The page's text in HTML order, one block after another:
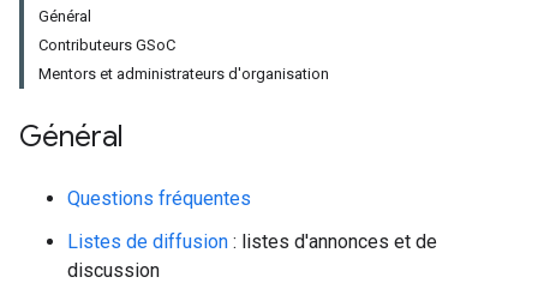
Général
Contributeurs GSoC
Mentors et administrateurs d'organisation
Général
Questions fréquentes
Listes de diffusion : listes d'annonces et de
discussion